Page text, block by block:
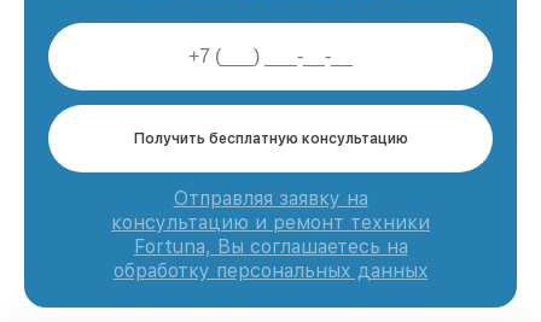
Получить бесплатную консультацию
Отправляя заявку на
консультацию и ремонт техники
Fortuna, Вы соглашаетесь на
обработку персональных данных